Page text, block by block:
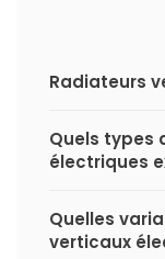
Radiateurs
Quels types
électriques
Quelles
verticaux